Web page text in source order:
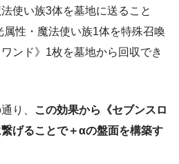
使い族3体を墓地に送ること
性・魔法使い族1体を特殊召喚
ンド》1枚を墓地から回収でき
り、
この効果から《セブンスロ
げることで＋αの盤面を構築す